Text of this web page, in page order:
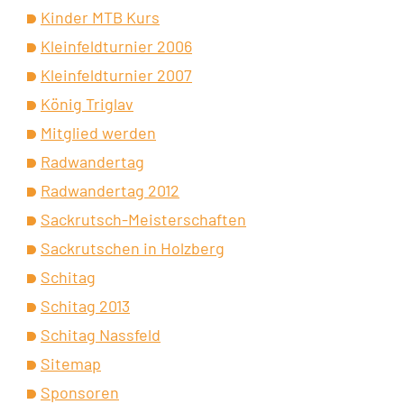
Kinder MTB Kurs
Kleinfeldturnier 2006
Kleinfeldturnier 2007
König Triglav
Mitglied werden
Radwandertag
Radwandertag 2012
Sackrutsch-Meisterschaften
Sackrutschen in Holzberg
Schitag
Schitag 2013
Schitag Nassfeld
Sitemap
Sponsoren